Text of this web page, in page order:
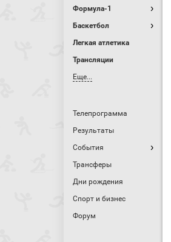
Формула-1
Баскетбол
Легкая атлетика
Трансляции
Еще...
Телепрограмма
Результаты
События
Трансферы
Дни рождения
Спорт и бизнес
Форум